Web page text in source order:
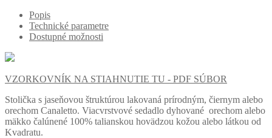
Popis
Technické parametre
Dostupné možnosti
VZORKOVNÍK NA STIAHNUTIE TU - PDF SÚBOR
Stolička s jaseňovou štruktúrou lakovaná prírodným, čiernym alebo
orechom Canaletto. Viacvrstvové sedadlo dyhované orechom alebo
mäkko čalúnené 100% talianskou hovädzou kožou alebo látkou od
Kvadratu.